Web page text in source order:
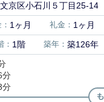
京区小石川５丁目25-14
1ヶ月 礼金： 1ヶ月
： 1階 築年： 築126年
分
分